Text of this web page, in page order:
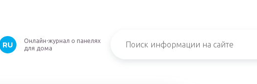
RU
Онлайн-журнал о панелях
для дома